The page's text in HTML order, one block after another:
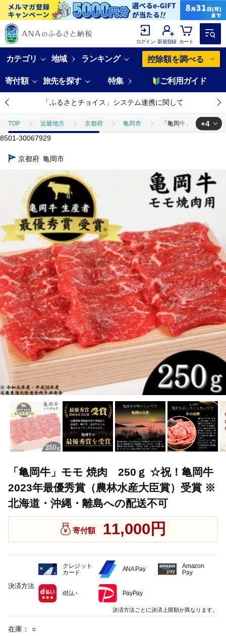
ログイン 新規登録 カート
カテゴリ 地域 ランキング 控除額を調べる
寄付額 旅先を探す 特集 ご利用ガイド
「ふるさとチョイス」システム連携に関して
TOP 近畿地方 京都府 亀岡市 「亀岡牛」モモ 焼肉
TOP 肉
TOP 肉
肉 牛肉 「亀岡牛」モモ 焼肉 250ｇ
牛肉 「亀岡牛」モモ 焼肉 250
+4
8501-30067929
京都府 亀岡市
「亀岡牛」モモ 焼肉 250ｇ ☆祝！亀岡牛
2023年最優秀賞（農林水産大臣賞）受賞 ※
北海道・沖縄・離島への配送不可
寄付額 11,000円
在庫： ○
決済方法
クレジット
カード
ANA Pay
Amazon
Pay
d払い PayPay
決済方法ごとに決済上限額が異なります。